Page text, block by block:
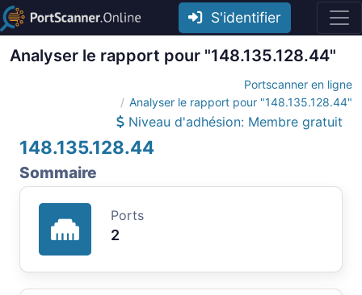
S'identifier
Analyser le rapport pour "148.135.128.44"
Portscanner en ligne
Analyser le rapport pour "148.135.128.44"
Niveau d'adhésion: Membre gratuit
148.135.128.44
Sommaire
Ports
2